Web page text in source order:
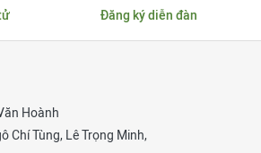
Đăng ký diễn đàn
Hoành
Chí Tùng, Lê Trọng Minh,